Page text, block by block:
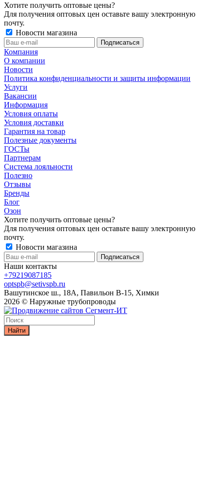
Хотите получить оптовые цены?
Для получения оптовых цен оставьте вашу электронную
почту.
Новости магазина
Компания
О компании
Новости
Политика конфиденциальности и защиты информации
Услуги
Вакансии
Информация
Условия оплаты
Условия доставки
Гарантия на товар
Полезные документы
ГОСТы
Партнерам
Система лояльности
Полезно
Отзывы
Бренды
Блог
Озон
Хотите получить оптовые цены?
Для получения оптовых цен оставьте вашу электронную
почту.
Новости магазина
Наши контакты
+79219087185
optspb@setivspb.ru
Вашутинское ш., 18А, Павильон В-15, Химки
2026 © Наружные трубопроводы
Найти